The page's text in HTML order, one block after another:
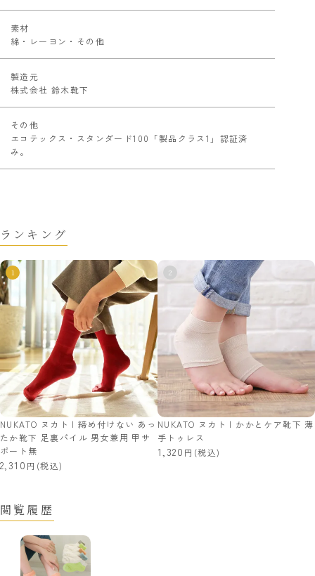
素材
綿・レーヨン・その他
製造元
株式会社 鈴木靴下
その他
エコテックス・スタンダード100「製品クラス1」認証済
み。
ランキング
NUKATO ヌカト | 締め付けない あっ
たか靴下 足裏パイル 男女兼用 甲サ
ポート無
2,310 (税込)
NUKATO ヌカト | かかとケア靴下 薄
手トゥレス
1,320 (税込)
閲覧履歴